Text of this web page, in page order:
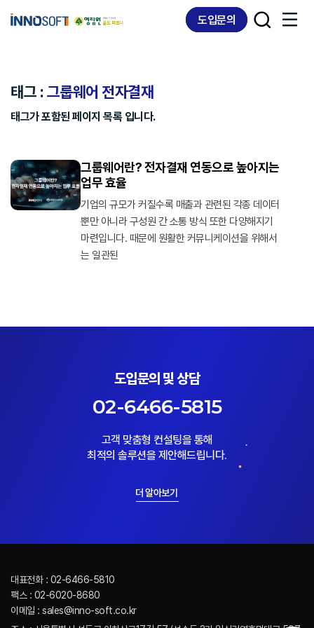
links
도입문의
태그 :그룹웨어 전자결재
태그가 포함된 페이지 목록 입니다.
그룹웨어란? 전자결재 연동으로 높아지는
업무 효율
기업의 규모가 커질수록 매출과 관련된 각종 데이터
뿐만 아니라 구성원 간 소통 방식 또한 다양해지기
마련입니다. 때문에 원활한 커뮤니케이션을 위해서
는 일관된
도입문의 및 상담
02-6466-5815
고객 맞춤형 컨설팅을 통해
최적의 솔루션을 제안해드립니다.
더 알아보기
대표전화 : 02-6466-5810
팩스 : 02-6020-8680
이메일 : sales@inno-soft.co.kr